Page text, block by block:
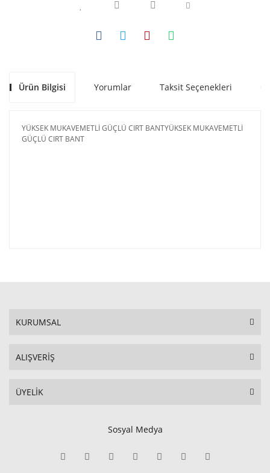
Ürün Bilgisi Yorumlar Taksit Seçenekleri
YÜKSEK MUKAVEMETLİ GÜÇLÜ CIRT BANTYÜKSEK MUKAVEMETLİ
GÜÇLÜ CIRT BANT
KURUMSAL
ALIŞVERİŞ
ÜYELİK
Sosyal Medya